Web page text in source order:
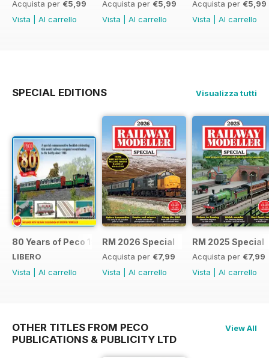
Acquista per €5,99
Vista
Al carrello
Acquista per €5,99
Vista
Al carrello
Acquista per €5,99
Vista
Al carrello
SPECIAL EDITIONS Visualizza tutti
80 Years of Peco 1946 - 2026
LIBERO
Vista
Al carrello
RM 2026 Special
Acquista per €7,99
Vista
Al carrello
RM 2025 Special
Acquista per €7,99
Vista
Al carrello
OTHER TITLES FROM PECO
PUBLICATIONS & PUBLICITY LTD
View All